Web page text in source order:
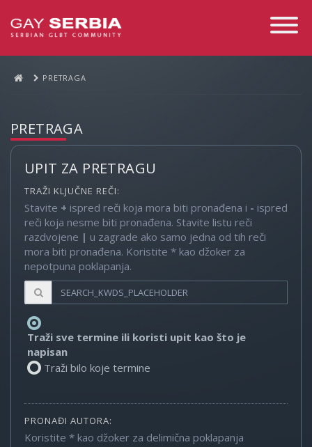
Toggle
PRETRAGA
PRETRAGA
UPIT ZA PRETRAGU
TRAŽI KLJUČNE REČI:
Stavite + ispred reči koja mora biti pronađena i - ispred
reči koja nesme biti pronađena. Stavite listu reči
razdvojene | u zagrade ako samo jedna od tih reči
mora biti pronađena. Koristite * kao džoker za
nepotpuna poklapanja.
Traži sve termine ili koristi upit kao što je
napisan
Traži bilo koje termine
PRONAĐI AUTORA:
Koristite * kao džoker za delimična poklapanja